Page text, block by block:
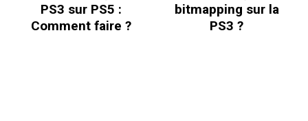
PS3 sur PS5 :
Comment faire ?
bitmapping sur la
PS3 ?